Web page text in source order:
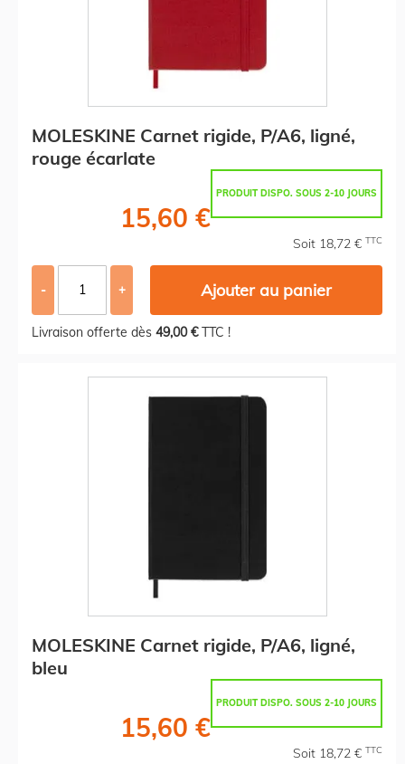
MOLESKINE Carnet rigide, P/A6, ligné,
rouge écarlate
PRODUIT DISPO. SOUS 2-10 JOURS
15,60 €
Soit 18,72 € TTC
- + Ajouter au panier
Livraison offerte dès 49,00 €TTC !
MOLESKINE Carnet rigide, P/A6, ligné,
bleu
PRODUIT DISPO. SOUS 2-10 JOURS
15,60 €
Soit 18,72 € TTC